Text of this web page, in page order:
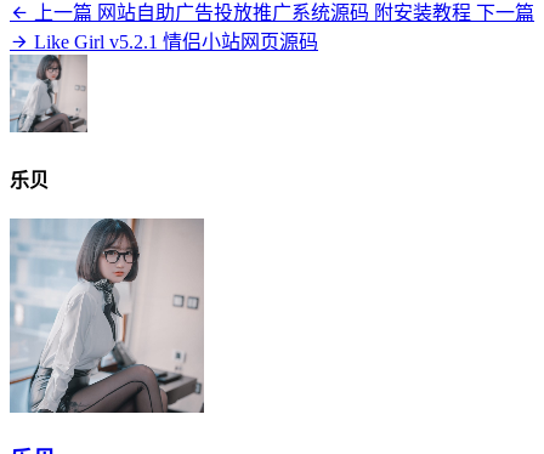
上一篇 网站自助广告投放推广系统源码 附安装教程 下一篇
Like Girl v5.2.1 情侣小站网页源码
乐贝